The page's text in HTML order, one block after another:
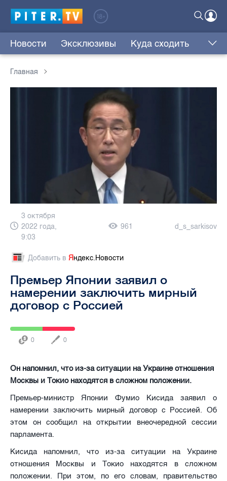
Новости Эксклюзивы Куда сходить
Главная
3 октября
2022 года,
9:03
961 d_s_sarkisov
Добавить в Яндекс.Новости
Премьер Японии заявил о
намерении заключить мирный
договор с Россией
0 0
Он напомнил, что из-за ситуации на Украине отношения
Москвы и Токио находятся в сложном положении.
Премьер-министр Японии Фумио Кисида заявил о
намерении заключить мирный договор с Россией. Об
этом он сообщил на открытии внеочередной сессии
парламента.
Кисида напомнил, что из-за ситуации на Украине
отношения Москвы и Токио находятся в сложном
положении. При этом, по его словам, правительство